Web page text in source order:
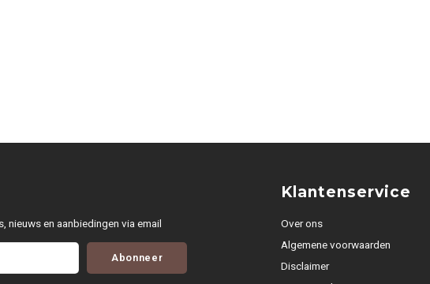
nieuws en aanbiedingen via email
Abonneer
Klantenservice
Over ons
Algemene voorwaarden
Disclaimer